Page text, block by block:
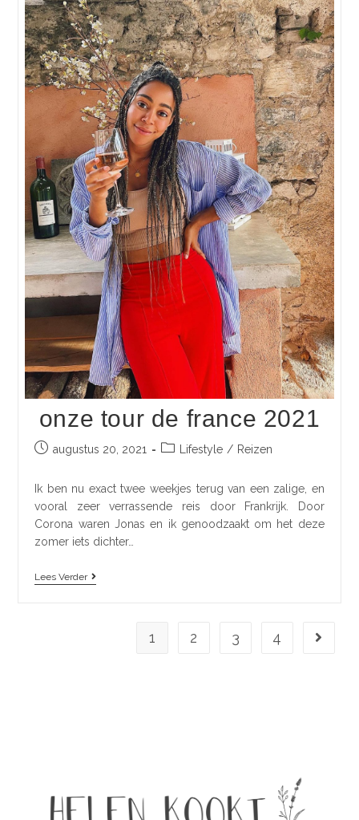
onze tour de france 2021
augustus 20, 2021 Lifestyle / Reizen
Ik ben nu exact twee weekjes terug van een zalige, en
vooral zeer verrassende reis door Frankrijk. Door
Corona waren Jonas en ik genoodzaakt om het deze
zomer iets dichter…
Lees Verder
1 2 3 4